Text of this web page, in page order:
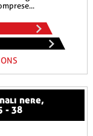
- 38